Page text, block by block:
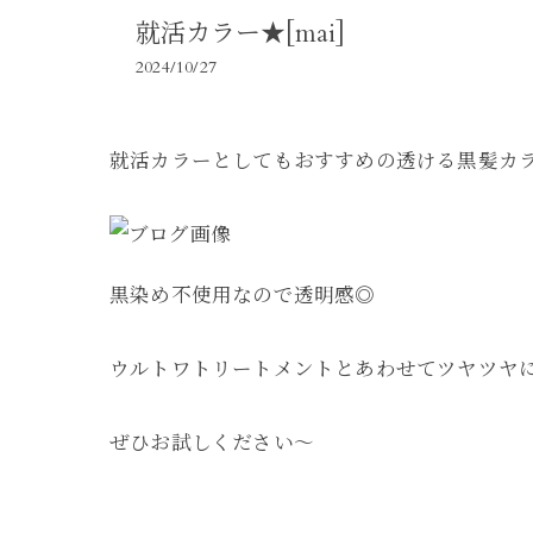
就活カラー★[mai]
2024/10/27
就活カラーとしてもおすすめの透ける黒髪カ
黒染め不使用なので透明感◎
ウルトワトリートメントとあわせてツヤツヤ
ぜひお試しください～